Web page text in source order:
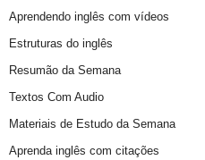
Aprendendo inglês com vídeos
Estruturas do inglês
Resumão da Semana
Textos Com Audio
Materiais de Estudo da Semana
Aprenda inglês com citações